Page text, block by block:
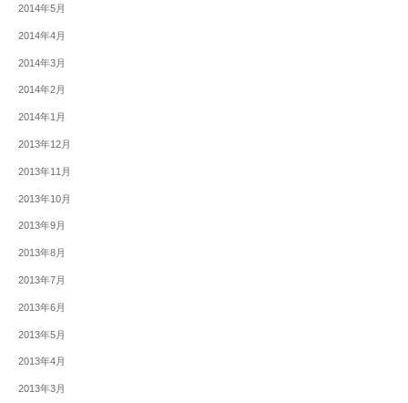
2014年5月
2014年4月
2014年3月
2014年2月
2014年1月
2013年12月
2013年11月
2013年10月
2013年9月
2013年8月
2013年7月
2013年6月
2013年5月
2013年4月
2013年3月